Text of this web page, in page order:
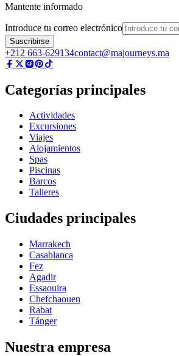
Mantente informado
Introduce tu correo electrónico
Suscribirse
+212 663-629134contact@majourneys.ma
Categorías principales
Actividades
Excursiones
Viajes
Alojamientos
Spas
Piscinas
Barcos
Talleres
Ciudades principales
Marrakech
Casablanca
Fez
Agadir
Essaouira
Chefchaouen
Rabat
Tánger
Nuestra empresa